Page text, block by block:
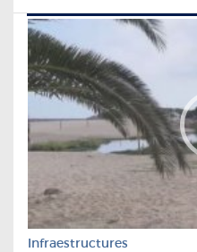
Infraestructures